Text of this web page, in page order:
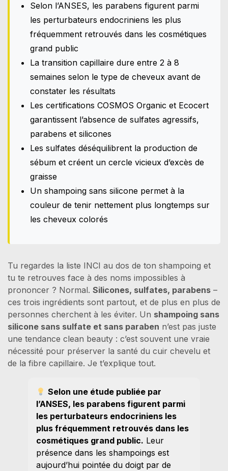
Selon l’ANSES, les parabens figurent parmi
les perturbateurs endocriniens les plus
fréquemment retrouvés dans les cosmétiques
grand public
La transition capillaire dure entre 2 à 8
semaines selon le type de cheveux avant de
constater les résultats
Les certifications COSMOS Organic et Ecocert
garantissent l’absence de sulfates agressifs,
parabens et silicones
Les sulfates déséquilibrent la production de
sébum et créent un cercle vicieux d’excès de
graisse
Un shampoing sans silicone permet à la
couleur de tenir nettement plus longtemps sur
les cheveux colorés
Tu regardes la liste INCI au dos de ton shampoing et
tu te retrouves face à des noms impossibles à
prononcer ? Normal. Silicones, sulfates, parabens –
ces trois ingrédients sont partout, et de plus en plus de
personnes cherchent à les éviter. Un shampoing sans
silicone sans sulfate et sans paraben n’est pas juste
une tendance clean beauty : c’est souvent une vraie
nécessité pour préserver la santé du cuir chevelu et
de la fibre capillaire. Je t’explique tout.
Selon une étude publiée par
l’ANSES, les parabens figurent parmi
les perturbateurs endocriniens les
plus fréquemment retrouvés dans les
cosmétiques grand public. Leur
présence dans les shampoings est
aujourd’hui pointée du doigt par de